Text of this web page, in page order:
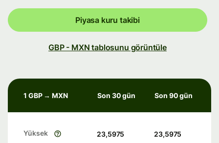
Piyasa kuru takibi
GBP - MXN tablosunu görüntüle
1 GBP → MXN Son 30 gün Son 90 gün
Yüksek 23,5975 23,5975